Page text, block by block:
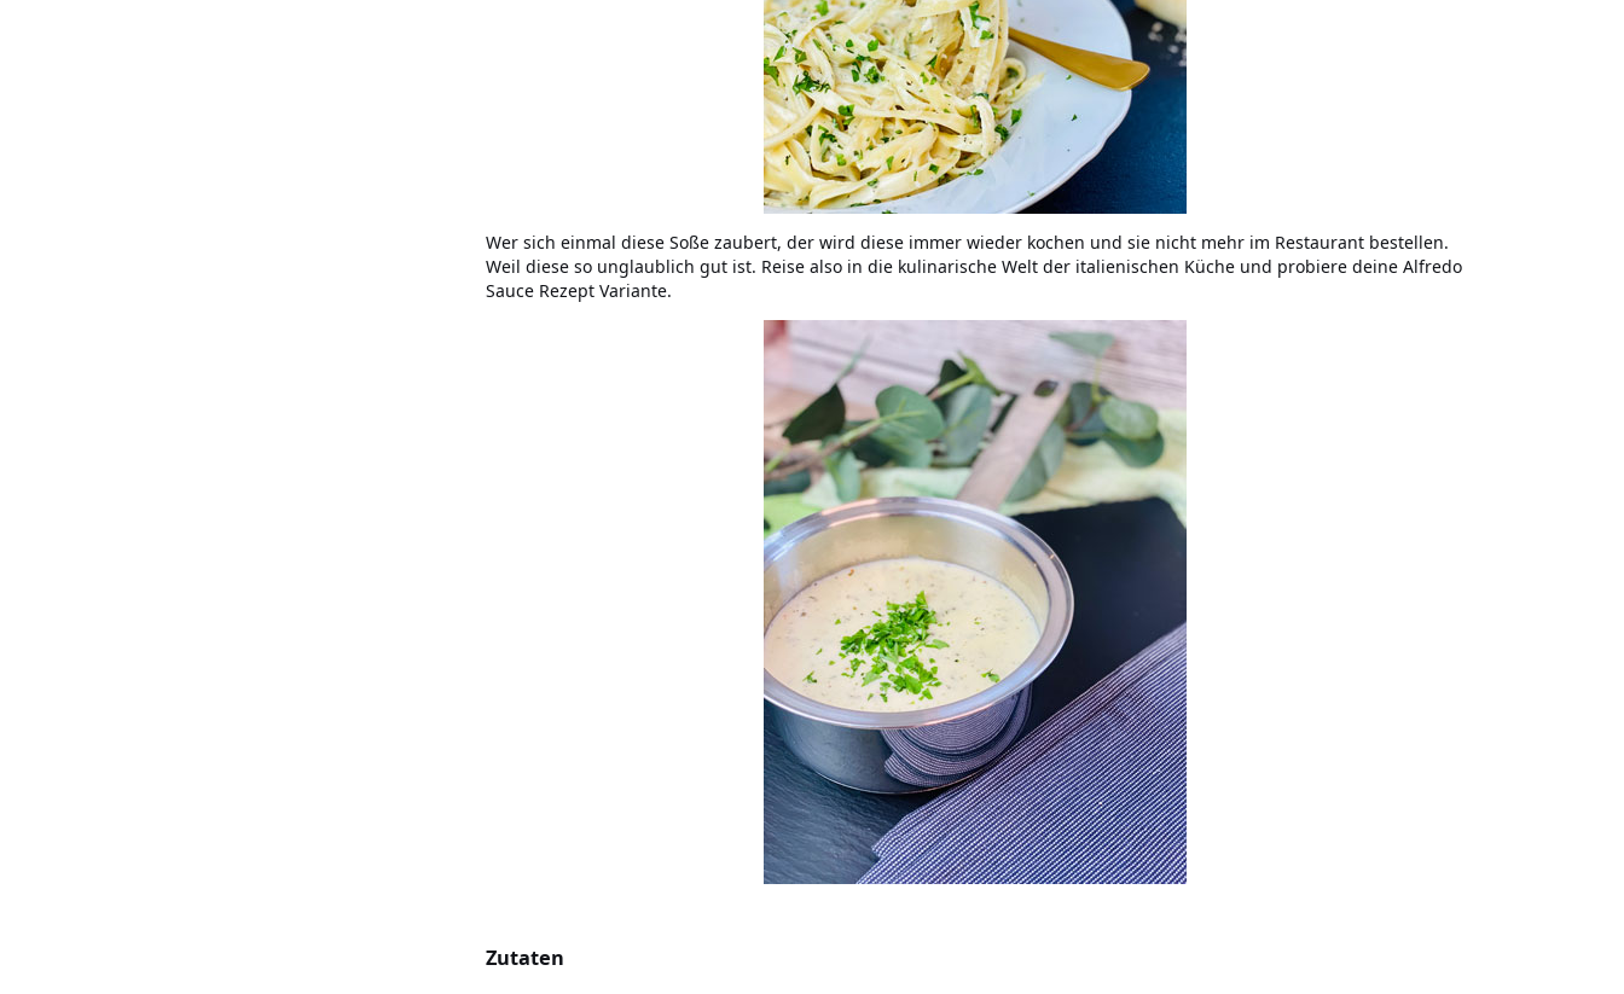
Wer sich einmal diese Soße zaubert, der wird diese immer wieder kochen und sie nicht mehr im Restaurant bestellen.
Weil diese so unglaublich gut ist. Reise also in die kulinarische Welt der italienischen Küche und probiere deine Alfredo
Sauce Rezept Variante.
Zutaten